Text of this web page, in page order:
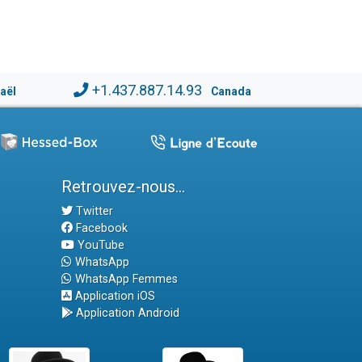
+1.437.887.14.93 Canada
Retrouvez-nous...
Twitter
Facebook
YouTube
WhatsApp
WhatsApp Femmes
Application iOS
Application Android